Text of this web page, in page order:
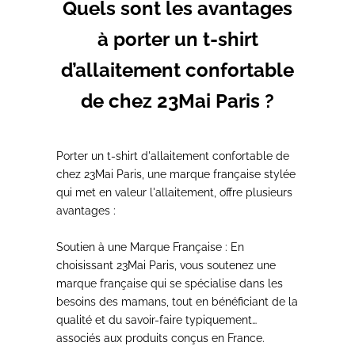
Quels sont les avantages
à porter un t-shirt
d’allaitement confortable
de chez 23Mai Paris ?
Porter un t-shirt d'allaitement confortable de
chez 23Mai Paris, une marque française stylée
qui met en valeur l'allaitement, offre plusieurs
avantages :
Soutien à une Marque Française : En
choisissant 23Mai Paris, vous soutenez une
marque française qui se spécialise dans les
besoins des mamans, tout en bénéficiant de la
qualité et du savoir-faire typiquement
associés aux produits conçus en France.